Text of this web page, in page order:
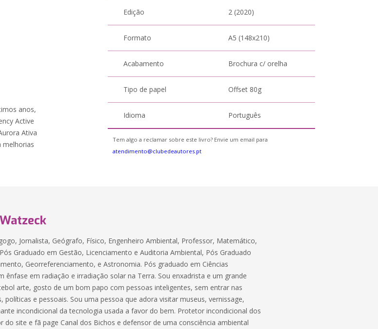
anos,
Active
Ativa
melhorias
Edição 2 (2020)
Formato A5 (148x210)
Acabamento Brochura c/ orelha
Tipo de papel Offset 80g
Idioma Português
Tem algo a reclamar sobre este livro? Envie um email para
atendimento@clubedeautores.pt
Jornalista, Geógrafo, Físico, Engenheiro Ambiental, Professor, Matemático,
Graduado em Gestão, Licenciamento e Auditoria Ambiental, Pós Graduado
Georreferenciamento, e Astronomia. Pós graduado em Ciências
ênfase em radiação e irradiação solar na Terra. Sou enxadrista e um grande
arte, gosto de um bom papo com pessoas inteligentes, sem entrar nas
políticas e pessoais. Sou uma pessoa que adora visitar museus, vernissage,
incondicional da tecnologia usada a favor do bem. Protetor incondicional dos
do site e fã page Canal dos Bichos e defensor de uma consciência ambiental